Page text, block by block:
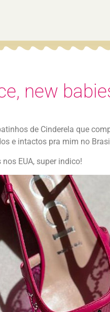
new
de Cinderela que
e intactos pra mim no
EUA, super indico!